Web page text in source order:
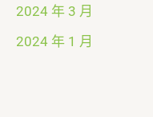
2024 年 3 月
2024 年 1 月